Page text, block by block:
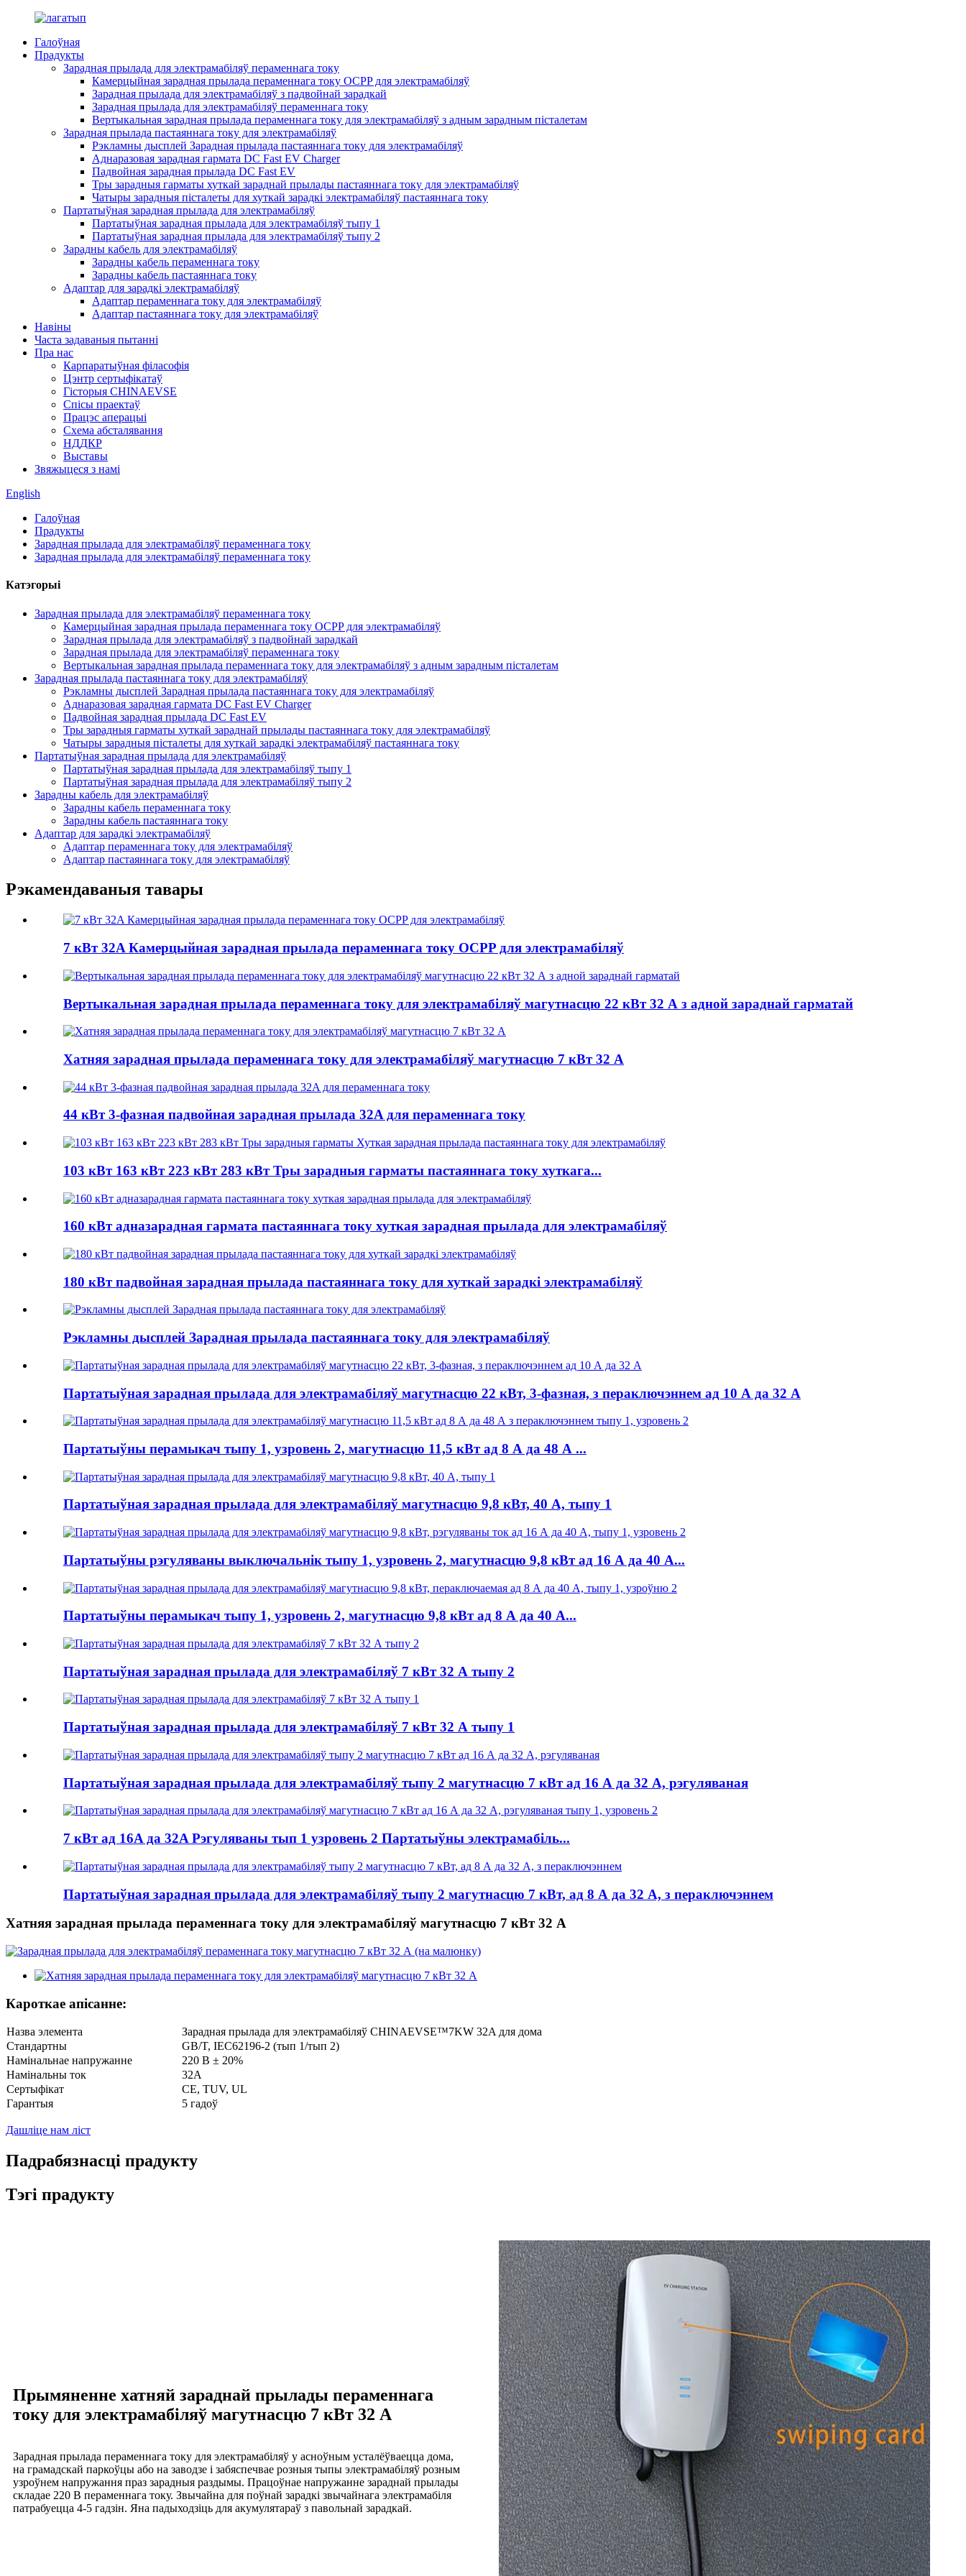
Галоўная
Прадукты
Зарадная прылада для электрамабіляў пераменнага току
Камерцыйная зарадная прылада пераменнага току OCPP для электрамабіляў
Зарадная прылада для электрамабіляў з падвойнай зарадкай
Зарадная прылада для электрамабіляў пераменнага току
Вертыкальная зарадная прылада пераменнага току для электрамабіляў з адным зарадным пісталетам
Зарадная прылада пастаяннага току для электрамабіляў
Рэкламны дысплей Зарадная прылада пастаяннага току для электрамабіляў
Аднаразовая зарадная гармата DC Fast EV Charger
Падвойная зарадная прылада DC Fast EV
Тры зарадныя гарматы хуткай зараднай прылады пастаяннага току для электрамабіляў
Чатыры зарадныя пісталеты для хуткай зарадкі электрамабіляў пастаяннага току
Партатыўная зарадная прылада для электрамабіляў
Партатыўная зарадная прылада для электрамабіляў тыпу 1
Партатыўная зарадная прылада для электрамабіляў тыпу 2
Зарадны кабель для электрамабіляў
Зарадны кабель пераменнага току
Зарадны кабель пастаяннага току
Адаптар для зарадкі электрамабіляў
Адаптар пераменнага току для электрамабіляў
Адаптар пастаяннага току для электрамабіляў
Навіны
Часта задаваныя пытанні
Пра нас
Карпаратыўная філасофія
Цэнтр сертыфікатаў
Гісторыя CHINAEVSE
Спісы праектаў
Працэс аперацыі
Схема абсталявання
НДДКР
Выставы
Звяжыцеся з намі
English
Галоўная
Прадукты
Зарадная прылада для электрамабіляў пераменнага току
Зарадная прылада для электрамабіляў пераменнага току
Катэгорыі
Зарадная прылада для электрамабіляў пераменнага току
Камерцыйная зарадная прылада пераменнага току OCPP для электрамабіляў
Зарадная прылада для электрамабіляў з падвойнай зарадкай
Зарадная прылада для электрамабіляў пераменнага току
Вертыкальная зарадная прылада пераменнага току для электрамабіляў з адным зарадным пісталетам
Зарадная прылада пастаяннага току для электрамабіляў
Рэкламны дысплей Зарадная прылада пастаяннага току для электрамабіляў
Аднаразовая зарадная гармата DC Fast EV Charger
Падвойная зарадная прылада DC Fast EV
Тры зарадныя гарматы хуткай зараднай прылады пастаяннага току для электрамабіляў
Чатыры зарадныя пісталеты для хуткай зарадкі электрамабіляў пастаяннага току
Партатыўная зарадная прылада для электрамабіляў
Партатыўная зарадная прылада для электрамабіляў тыпу 1
Партатыўная зарадная прылада для электрамабіляў тыпу 2
Зарадны кабель для электрамабіляў
Зарадны кабель пераменнага току
Зарадны кабель пастаяннага току
Адаптар для зарадкі электрамабіляў
Адаптар пераменнага току для электрамабіляў
Адаптар пастаяннага току для электрамабіляў
Рэкамендаваныя тавары
7 кВт 32A Камерцыйная зарадная прылада пераменнага току OCPP для электрамабіляў
Вертыкальная зарадная прылада пераменнага току для электрамабіляў магутнасцю 22 кВт 32 А з адной зараднай гарматай
Хатняя зарадная прылада пераменнага току для электрамабіляў магутнасцю 7 кВт 32 А
44 кВт 3-фазная падвойная зарадная прылада 32A для пераменнага току
103 кВт 163 кВт 223 кВт 283 кВт Тры зарадныя гарматы пастаяннага току хуткага...
160 кВт адназарадная гармата пастаяннага току хуткая зарадная прылада для электрамабіляў
180 кВт падвойная зарадная прылада пастаяннага току для хуткай зарадкі электрамабіляў
Рэкламны дысплей Зарадная прылада пастаяннага току для электрамабіляў
Партатыўная зарадная прылада для электрамабіляў магутнасцю 22 кВт, 3-фазная, з пераключэннем ад 10 А да 32 А
Партатыўны перамыкач тыпу 1, узровень 2, магутнасцю 11,5 кВт ад 8 А да 48 А ...
Партатыўная зарадная прылада для электрамабіляў магутнасцю 9,8 кВт, 40 А, тыпу 1
Партатыўны рэгуляваны выключальнік тыпу 1, узровень 2, магутнасцю 9,8 кВт ад 16 А да 40 А...
Партатыўны перамыкач тыпу 1, узровень 2, магутнасцю 9,8 кВт ад 8 А да 40 А...
Партатыўная зарадная прылада для электрамабіляў 7 кВт 32 А тыпу 2
Партатыўная зарадная прылада для электрамабіляў 7 кВт 32 А тыпу 1
Партатыўная зарадная прылада для электрамабіляў тыпу 2 магутнасцю 7 кВт ад 16 А да 32 А, рэгуляваная
7 кВт ад 16A да 32A Рэгуляваны тып 1 узровень 2 Партатыўны электрамабіль...
Партатыўная зарадная прылада для электрамабіляў тыпу 2 магутнасцю 7 кВт, ад 8 А да 32 А, з пераключэннем
Хатняя зарадная прылада пераменнага току для электрамабіляў магутнасцю 7 кВт 32 А
Кароткае апісанне:
Назва элемента
Зарадная прылада для электрамабіляў CHINAEVSE™️7KW 32A для дома
Стандартны
GB/T, IEC62196-2 (тып 1/тып 2)
Намінальнае напружанне
220 В ± 20%
Намінальны ток
32А
Сертыфікат
CE, TUV, UL
Гарантыя
5 гадоў
Дашліце нам ліст
Падрабязнасці прадукту
Тэгі прадукту
Прымяненне хатняй зараднай прылады пераменнага
току для электрамабіляў магутнасцю 7 кВт 32 А
Зарадная прылада пераменнага току для электрамабіляў у асноўным усталёўваецца дома,
на грамадскай паркоўцы або на заводзе і забяспечвае розныя тыпы электрамабіляў розным
узроўнем напружання праз зарадныя раздымы. Працоўнае напружанне зараднай прылады
складае 220 В пераменнага току. Звычайна для поўнай зарадкі звычайнага электрамабіля
патрабуецца 4-5 гадзін. Яна падыходзіць для акумулятараў з павольнай зарадкай.